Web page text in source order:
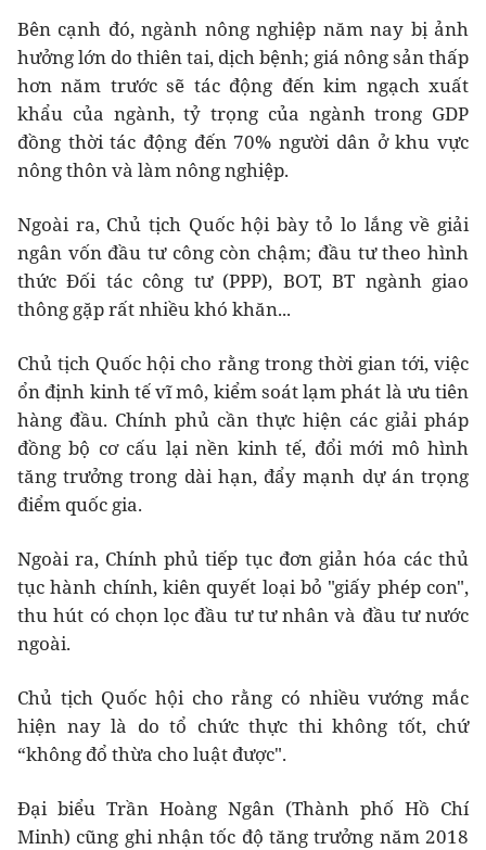
Bên cạnh đó, ngành nông nghiệp năm nay bị ảnh
hưởng lớn do thiên tai, dịch bệnh; giá nông sản thấp
hơn năm trước sẽ tác động đến kim ngạch xuất
khẩu của ngành, tỷ trọng của ngành trong GDP
đồng thời tác động đến 70% người dân ở khu vực
nông thôn và làm nông nghiệp.
Ngoài ra, Chủ tịch Quốc hội bày tỏ lo lắng về giải
ngân vốn đầu tư công còn chậm; đầu tư theo hình
thức Đối tác công tư (PPP), BOT, BT ngành giao
thông gặp rất nhiều khó khăn...
Chủ tịch Quốc hội cho rằng trong thời gian tới, việc
ổn định kinh tế vĩ mô, kiểm soát lạm phát là ưu tiên
hàng đầu. Chính phủ cần thực hiện các giải pháp
đồng bộ cơ cấu lại nền kinh tế, đổi mới mô hình
tăng trưởng trong dài hạn, đẩy mạnh dự án trọng
điểm quốc gia.
Ngoài ra, Chính phủ tiếp tục đơn giản hóa các thủ
tục hành chính, kiên quyết loại bỏ "giấy phép con",
thu hút có chọn lọc đầu tư tư nhân và đầu tư nước
ngoài.
Chủ tịch Quốc hội cho rằng có nhiều vướng mắc
hiện nay là do tổ chức thực thi không tốt, chứ
“không đổ thừa cho luật được".
Đại biểu Trần Hoàng Ngân (Thành phố Hồ Chí
Minh) cũng ghi nhận tốc độ tăng trưởng năm 2018